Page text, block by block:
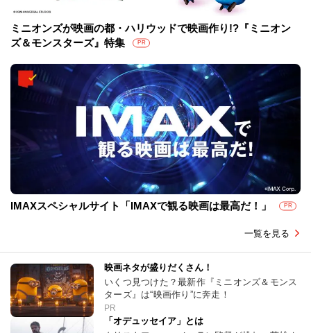
ミニオンズが映画の都・ハリウッドで映画作り!?『ミニオン
ズ＆モンスターズ』特集
PR
IMAXスペシャルサイト「IMAXで観る映画は最高だ！」 PR
一覧を見る
映画ネタが盛りだくさん！
いくつ見つけた？最新作『ミニオンズ＆モンス
ターズ』は“映画作り”に奔走！
PR
「オデュッセイア」とは